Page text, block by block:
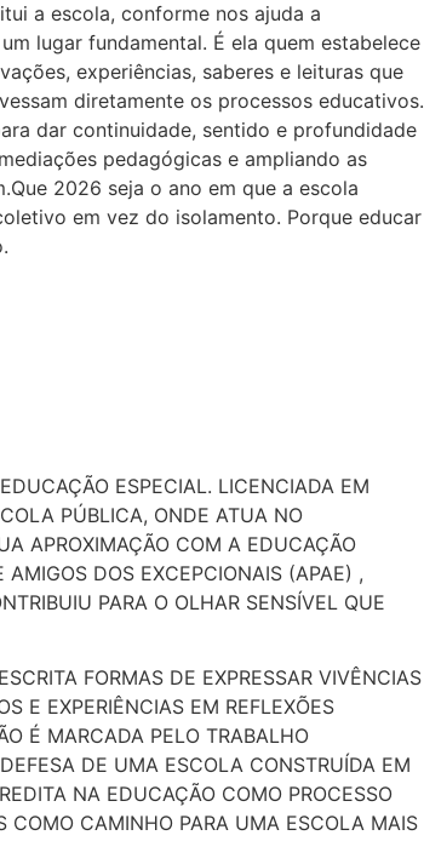
a escola, conforme nos ajuda a
lugar fundamental. É ela quem estabelece
experiências, saberes e leituras que
diretamente os processos educativos.
dar continuidade, sentido e profundidade
pedagógicas e ampliando as
2026 seja o ano em que a escola
em vez do isolamento. Porque educar
ESPECIAL. LICENCIADA EM
PÚBLICA, ONDE ATUA NO
APROXIMAÇÃO COM A EDUCAÇÃO
DOS EXCEPCIONAIS (APAE) ,
PARA O OLHAR SENSÍVEL QUE
FORMAS DE EXPRESSAR VIVÊNCIAS
E EXPERIÊNCIAS EM REFLEXÕES
É MARCADA PELO TRABALHO
DE UMA ESCOLA CONSTRUÍDA EM
NA EDUCAÇÃO COMO PROCESSO
COMO CAMINHO PARA UMA ESCOLA MAIS